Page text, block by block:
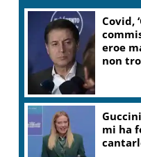
Covid,
eroe
non
mi ha